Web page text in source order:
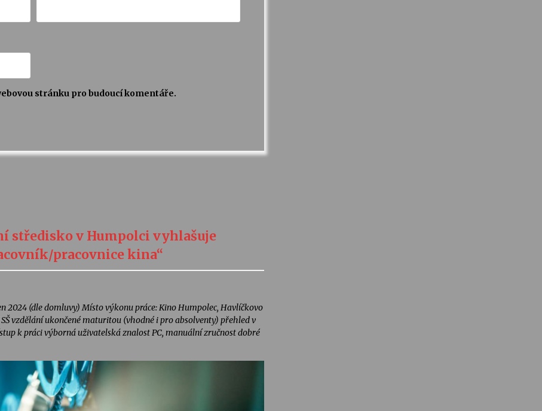
stránku pro budoucí komentáře.
středisko v Humpolci vyhlašuje
pracovnice kina“
2024 (dle domluvy) Místo výkonu práce: Kino Humpolec, Havlíčkovo
vzdělání ukončené maturitou (vhodné i pro absolventy) přehled v
k práci výborná uživatelská znalost PC, manuální zručnost dobré